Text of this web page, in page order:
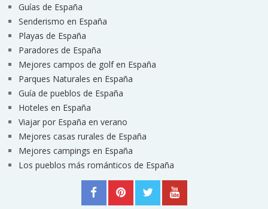
Guías de España
Senderismo en España
Playas de España
Paradores de España
Mejores campos de golf en España
Parques Naturales en España
Guía de pueblos de España
Hoteles en España
Viajar por España en verano
Mejores casas rurales de España
Mejores campings en España
Los pueblos más románticos de España